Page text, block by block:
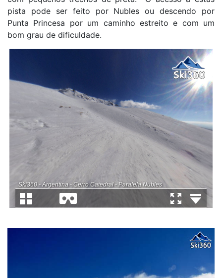
pista pode ser feito por Nubles ou descendo por
Punta Princesa por um caminho estreito e com um
bom grau de dificuldade.
Ski360 - Argentina - Cerro Catedral - Paralela Nubles